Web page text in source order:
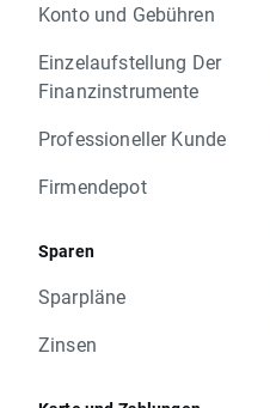
Konto und Gebühren
Einzelaufstellung Der
Finanzinstrumente
Professioneller Kunde
Firmendepot
Sparen
Sparpläne
Zinsen